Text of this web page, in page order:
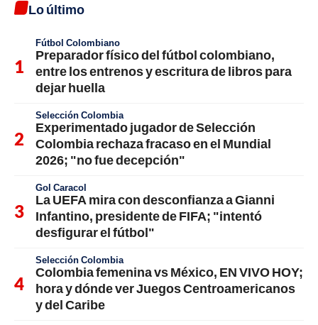
Lo último
Fútbol Colombiano
Preparador físico del fútbol colombiano,
entre los entrenos y escritura de libros para
dejar huella
Selección Colombia
Experimentado jugador de Selección
Colombia rechaza fracaso en el Mundial
2026; "no fue decepción"
Gol Caracol
La UEFA mira con desconfianza a Gianni
Infantino, presidente de FIFA; "intentó
desfigurar el fútbol"
Selección Colombia
Colombia femenina vs México, EN VIVO HOY;
hora y dónde ver Juegos Centroamericanos
y del Caribe